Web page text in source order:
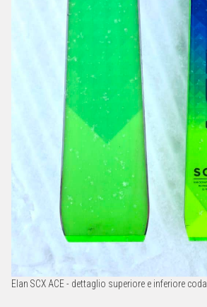
Elan SCX ACE - dettaglio superiore e inferiore coda